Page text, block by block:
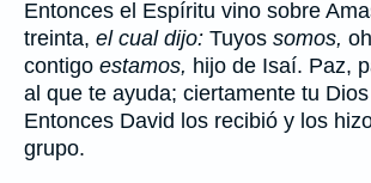
Entonces el Espíritu vino sobre
treinta, el cual dijo: Tuyos somos,
contigo estamos, hijo de Isaí. Paz,
al que te ayuda; ciertamente tu
Entonces David los recibió y los
grupo.